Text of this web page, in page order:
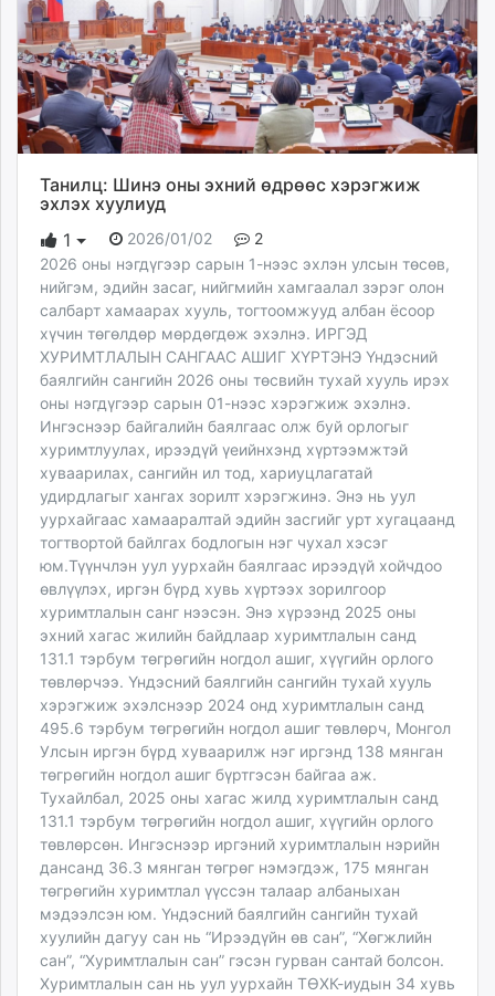
Танилц: Шинэ оны эхний өдрөөс хэрэгжиж
эхлэх хуулиуд
1
2026/01/02
2
2026 оны нэгдүгээр сарын 1-нээс эхлэн улсын төсөв,
нийгэм, эдийн засаг, нийгмийн хамгаалал зэрэг олон
салбарт хамаарах хууль, тогтоомжууд албан ёсоор
хүчин төгөлдөр мөрдөгдөж эхэлнэ. ИРГЭД
ХУРИМТЛАЛЫН САНГААС АШИГ ХҮРТЭНЭ Үндэсний
баялгийн сангийн 2026 оны төсвийн тухай хууль ирэх
оны нэгдүгээр сарын 01-нээс хэрэгжиж эхэлнэ.
Ингэснээр байгалийн баялгаас олж буй орлогыг
хуримтлуулах, ирээдүй үеийнхэнд хүртээмжтэй
хуваарилах, сангийн ил тод, хариуцлагатай
удирдлагыг хангах зорилт хэрэгжинэ. Энэ нь уул
уурхайгаас хамааралтай эдийн засгийг урт хугацаанд
тогтвортой байлгах бодлогын нэг чухал хэсэг
юм.Түүнчлэн уул уурхайн баялгаас ирээдүй хойчдоо
өвлүүлэх, иргэн бүрд хувь хүртээх зорилгоор
хуримтлалын санг нээсэн. Энэ хүрээнд 2025 оны
эхний хагас жилийн байдлаар хуримтлалын санд
131.1 тэрбум төгрөгийн ногдол ашиг, хүүгийн орлого
төвлөрчээ. Үндэсний баялгийн сангийн тухай хууль
хэрэгжиж эхэлснээр 2024 онд хуримтлалын санд
495.6 тэрбум төгрөгийн ногдол ашиг төвлөрч, Монгол
Улсын иргэн бүрд хуваарилж нэг иргэнд 138 мянган
төгрөгийн ногдол ашиг бүртгэсэн байгаа аж.
Тухайлбал, 2025 оны хагас жилд хуримтлалын санд
131.1 тэрбум төгрөгийн ногдол ашиг, хүүгийн орлого
төвлөрсөн. Ингэснээр иргэний хуримтлалын нэрийн
дансанд 36.3 мянган төгрөг нэмэгдэж, 175 мянган
төгрөгийн хуримтлал үүссэн талаар албаныхан
мэдээлсэн юм. Үндэсний баялгийн сангийн тухай
хуулийн дагуу сан нь “Ирээдүйн өв сан”, “Хөгжлийн
сан”, “Хуримтлалын сан” гэсэн гурван сантай болсон.
Хуримтлалын сан нь уул уурхайн ТӨХК-иудын 34 хувь